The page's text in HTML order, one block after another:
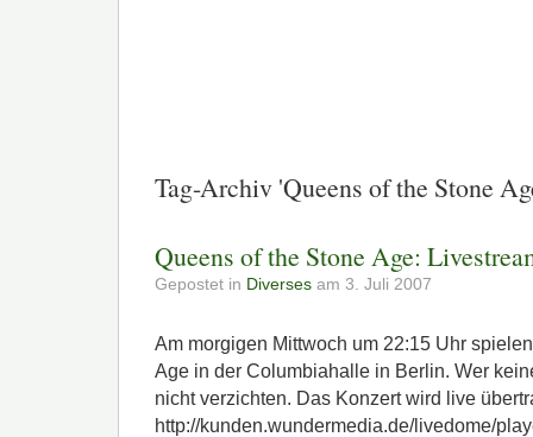
Tag-Archiv 'Queens of the Stone
Queens of the Stone Age:
Gepostet in Diverses am 3. Juli 2007
Am morgigen Mittwoch um 22:15 Uhr
Age in der Columbiahalle in Berlin. Wer
nicht verzichten. Das Konzert wird live
http://kunden.wundermedia.de/livedome/